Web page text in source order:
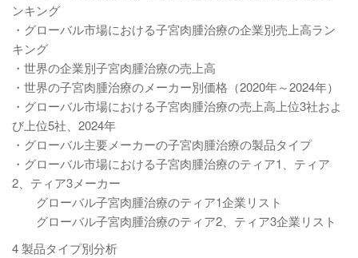
ンキング
・グローバル市場における子宮肉腫治療の企業別売上高ラン
キング
・世界の企業別子宮肉腫治療の売上高
・世界の子宮肉腫治療のメーカー別価格（2020年～2024年）
・グローバル市場における子宮肉腫治療の売上高上位3社およ
び上位5社、2024年
・グローバル主要メーカーの子宮肉腫治療の製品タイプ
・グローバル市場における子宮肉腫治療のティア1、ティア
2、ティア3メーカー
グローバル子宮肉腫治療のティア1企業リスト
グローバル子宮肉腫治療のティア2、ティア3企業リスト
4 製品タイプ別分析